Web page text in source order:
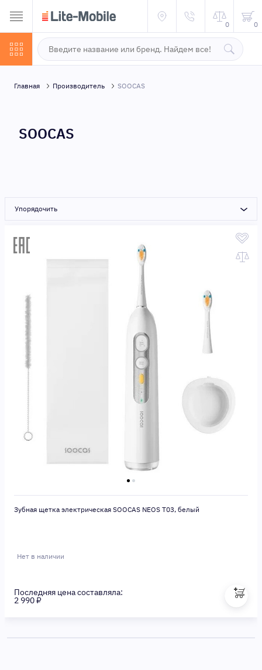
0 0
Главная Производитель SOOCAS
SOOCAS
Упорядочить
Зубная щетка электрическая SOOCAS NEOS T03, белый
Нет в наличии
Последняя цена составляла:
2 990 ₽